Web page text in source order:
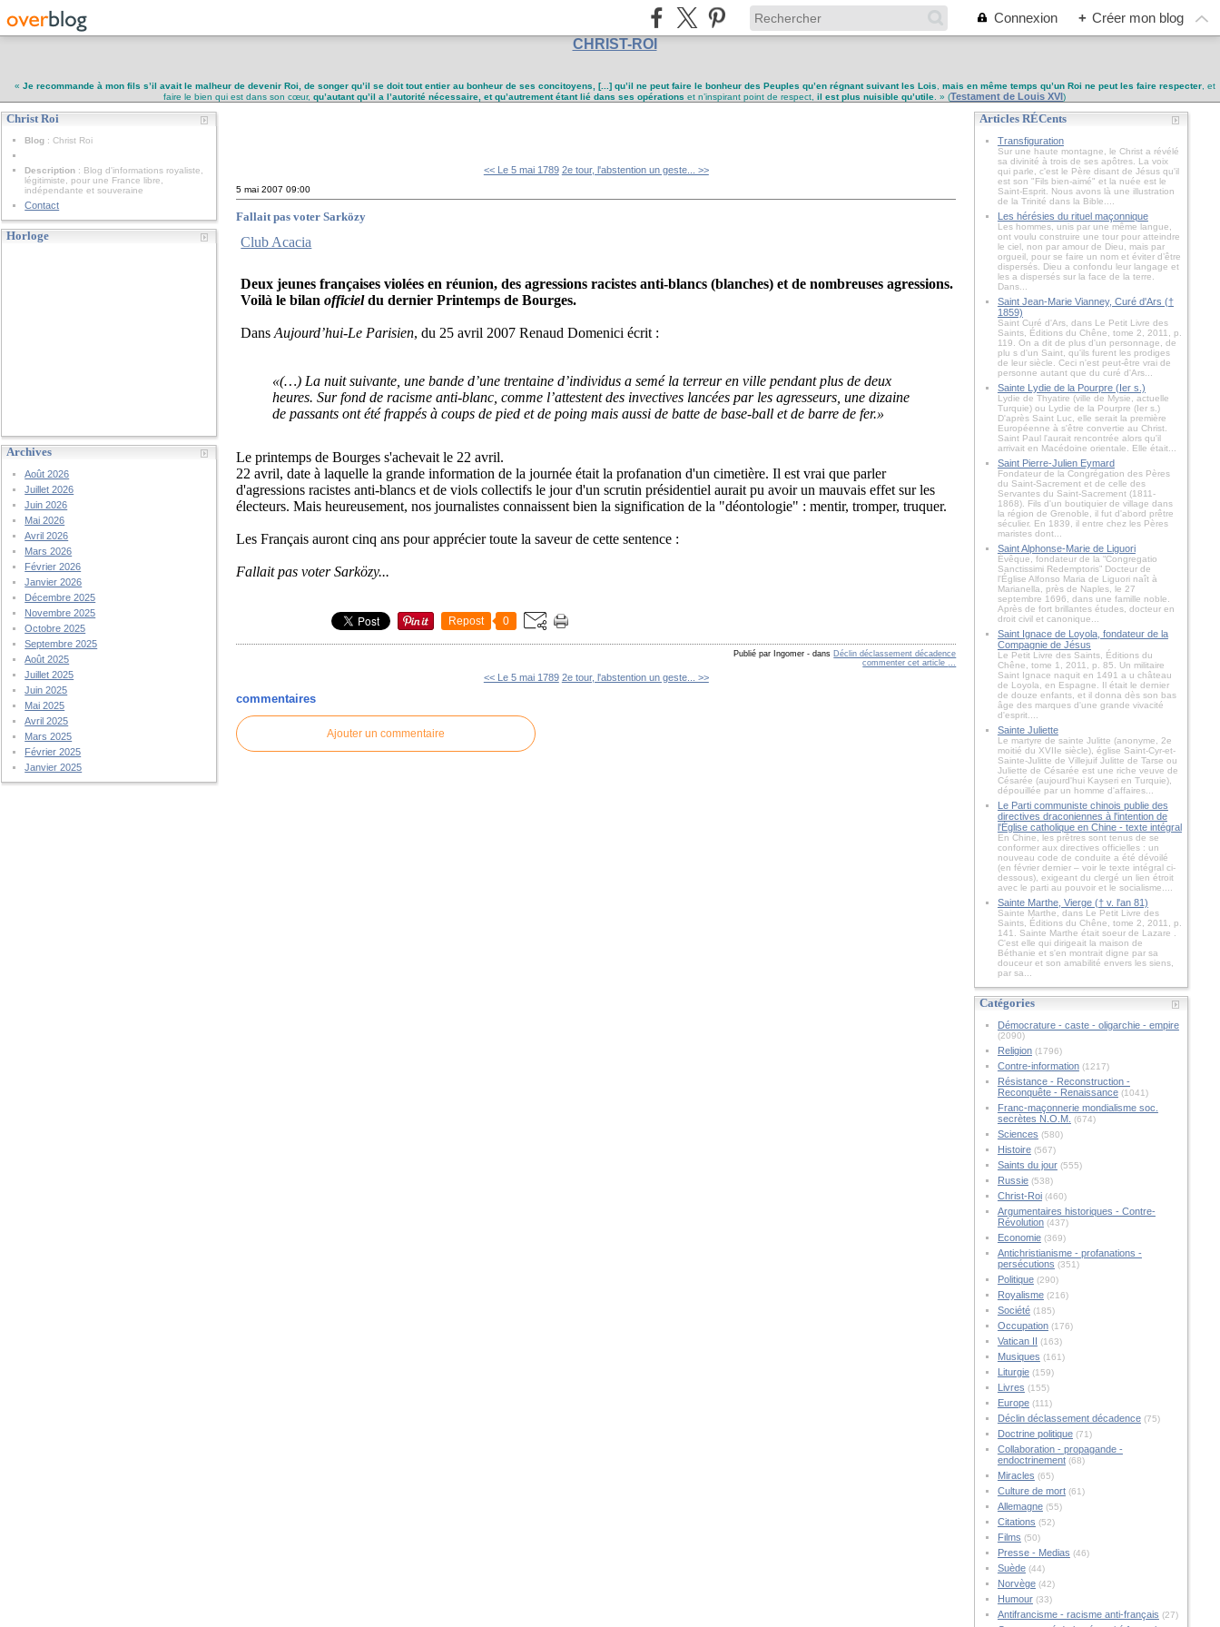
Connexion + Créer mon blog
CHRIST-ROI
« Je recommande à mon fils s’il avait le malheur de devenir Roi, de songer qu’il se doit tout entier au bonheur de ses concitoyens, [...] qu’il ne peut faire le bonheur des Peuples qu’en régnant suivant les Lois mais en même temps qu’un Roi ne peut les faire respecter, et
faire le bien qui est dans son cœur, qu’autant qu’il a l’autorité nécessaire, et qu’autrement étant lié dans ses opérations et n’inspirant point de respect, il est plus nuisible qu’utile . » (Testament de Louis XVI)
Christ Roi
Blog : Christ Roi
Description : Blog d'informations royaliste,
légitimiste, pour une France libre,
indépendante et souveraine
Contact
Horloge
Archives
Août 2026
Juillet 2026
Juin 2026
Mai 2026
Avril 2026
Mars 2026
Février 2026
Janvier 2026
Décembre 2025
Novembre 2025
Octobre 2025
Septembre 2025
Août 2025
Juillet 2025
Juin 2025
Mai 2025
Avril 2025
Mars 2025
Février 2025
Janvier 2025
<< Le 5 mai 1789 2e tour, l'abstention un geste... >>
5 mai 2007 09:00
Fallait pas voter Sarközy
Club Acacia
Deux jeunes françaises violées en réunion, des agressions racistes anti-blancs (blanches) et de nombreuses agressions.
Voilà le bilanofficieldu dernier Printemps de Bourges.
DansAujourd’hui-Le Parisien, du 25 avril 2007 Renaud Domenici écrit :
«(…) La nuit suivante, une bande d’une trentaine d’individus a semé la terreur en ville pendant plus de deux
heures. Sur fond de racisme anti-blanc, comme l’attestent des invectives lancées par les agresseurs, une dizaine
de passants ont été frappés à coups de pied et de poing mais aussi de batte de base-ball et de barre de fer.»
Le printemps de Bourges s'achevait le 22 avril.
22 avril, date à laquelle la grande information de la journée était la profanation d'un cimetière. Il est vrai que parler
d'agressions racistes anti-blancs et de viols collectifs le jour d'un scrutin présidentiel aurait pu avoir un mauvais effet sur les
électeurs. Mais heureusement, nos journalistes connaissent bien la signification de la "déontologie" : mentir, tromper, truquer.
Les Français auront cinq ans pour apprécier toute la saveur de cette sentence :
Fallait pas voter Sarközy...
Repost 0
Publié par Ingomer - dans Déclin déclassement décadence
commenter cet article
<< Le 5 mai 1789 2e tour, l'abstention un geste... >>
commentaires
Ajouter un commentaire
Articles RÉCents
Transfiguration
Sur une haute montagne, le Christ a révélé
sa divinité à trois de ses apôtres. La voix
qui parle, c'est le Père disant de Jésus qu'il
est son "Fils bien-aimé" et la nuée est le
Saint-Esprit. Nous avons là une illustration
de la Trinité dans la Bible....
Les hérésies du rituel maçonnique
Les hommes, unis par une même langue,
ont voulu construire une tour pour atteindre
le ciel, non par amour de Dieu, mais par
orgueil, pour se faire un nom et éviter d’être
dispersés. Dieu a confondu leur langage et
les a dispersés sur la face de la terre.
Dans...
Saint Jean-Marie Vianney, Curé d'Ars (†
1859)
Saint Curé d'Ars, dans Le Petit Livre des
Saints, Éditions du Chêne, tome 2, 2011, p.
119. On a dit de plus d'un personnage, de
plu s d'un Saint, qu'ils furent les prodiges
de leur siècle. Ceci n'est peut-être vrai de
personne autant que du curé d'Ars...
Sainte Lydie de la Pourpre (Ier s.)
Lydie de Thyatire (ville de Mysie, actuelle
Turquie) ou Lydie de la Pourpre (Ier s.)
D'après Saint Luc, elle serait la première
Européenne à s'être convertie au Christ.
Saint Paul l'aurait rencontrée alors qu'il
arrivait en Macédoine orientale. Elle était...
Saint Pierre-Julien Eymard
Fondateur de la Congrégation des Pères
du Saint-Sacrement et de celle des
Servantes du Saint-Sacrement (1811-
1868). Fils d'un boutiquier de village dans
la région de Grenoble, il fut d'abord prêtre
séculier. En 1839, il entre chez les Pères
maristes dont...
Saint Alphonse-Marie de Liguori
Évêque, fondateur de la “Congregatio
Sanctissimi Redemptoris” Docteur de
l'Église Alfonso Maria de Liguori naît à
Marianella, près de Naples, le 27
septembre 1696, dans une famille noble.
Après de fort brillantes études, docteur en
droit civil et canonique...
Saint Ignace de Loyola, fondateur de la
Compagnie de Jésus
Le Petit Livre des Saints, Éditions du
Chêne, tome 1, 2011, p. 85. Un militaire
Saint Ignace naquit en 1491 a u château
de Loyola, en Espagne. Il était le dernier
de douze enfants, et il donna dès son bas
âge des marques d'une grande vivacité
d'esprit....
Sainte Juliette
Le martyre de sainte Julitte (anonyme, 2e
moitié du XVIIe siècle), église Saint-Cyr-et-
Sainte-Julitte de Villejuif Julitte de Tarse ou
Juliette de Césarée est une riche veuve de
Césarée (aujourd'hui Kayseri en Turquie),
dépouillée par un homme d'affaires...
Le Parti communiste chinois publie des
directives draconiennes à l'intention de
l'Église catholique en Chine - texte intégral
En Chine, les prêtres sont tenus de se
conformer aux directives officielles : un
nouveau code de conduite a été dévoilé
(en février dernier – voir le texte intégral ci-
dessous), exigeant du clergé un lien étroit
avec le parti au pouvoir et le socialisme....
Sainte Marthe, Vierge († v. l'an 81)
Sainte Marthe, dans Le Petit Livre des
Saints, Éditions du Chêne, tome 2, 2011, p.
141. Sainte Marthe était soeur de Lazare .
C'est elle qui dirigeait la maison de
Béthanie et s'en montrait digne par sa
douceur et son amabilité envers les siens,
par sa...
Catégories
Démocrature - caste - oligarchie - empire
(2090)
Religion(1796)
Contre-information(1217)
Résistance - Reconstruction -
Reconquête - Renaissance(1041)
Franc-maçonnerie mondialisme soc.
secrètes N.O.M. (674)
Sciences (580)
Histoire(567)
Saints du jour(555)
Russie(538)
Christ-Roi(460)
Argumentaires historiques - Contre-
Révolution(437)
Economie(369)
Antichristianisme - profanations -
persécutions (351)
Politique(290)
Royalisme(216)
Société(185)
Occupation(176)
Vatican II (163)
Musiques (161)
Liturgie(159)
Livres (155)
Europe(111)
Déclin déclassement décadence(75)
Doctrine politique(71)
Collaboration - propagande -
endoctrinement(68)
Miracles (65)
Culture de mort(61)
Allemagne(55)
Citations (52)
Films (50)
Presse - Medias (46)
Suède(44)
Norvège(42)
Humour(33)
Antifrancisme - racisme anti-français (27)